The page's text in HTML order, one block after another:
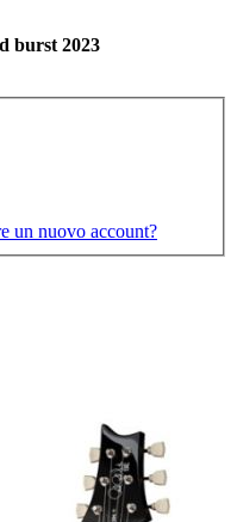
burst 2023
un nuovo account?